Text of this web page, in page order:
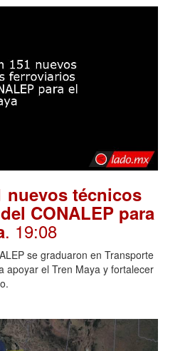
nuevos técnicos
CONALEP para
. 19:08
se graduaron en Transporte
apoyar el Tren Maya y fortalecer